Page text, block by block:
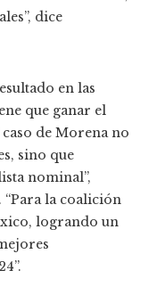
dice
en las
que ganar el
de Morena no
sino que
nominal”,
la coalición
logrando un